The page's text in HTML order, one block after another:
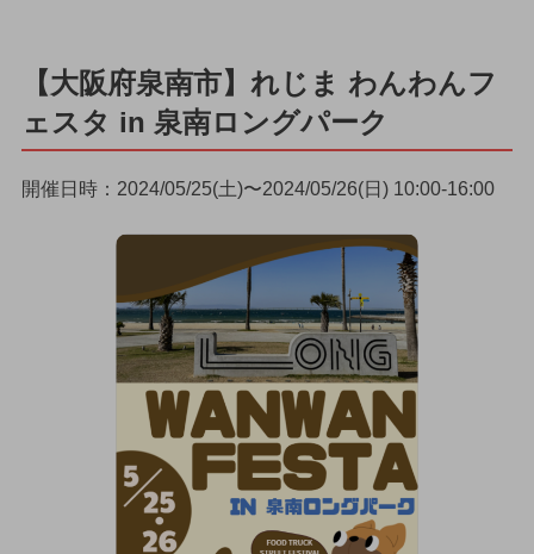
【大阪府泉南市】れじま わんわんフ
ェスタ in 泉南ロングパーク
開催日時：2024/05/25(土)〜2024/05/26(日) 10:00-16:00